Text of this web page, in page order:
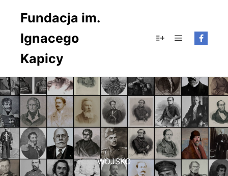
Fundacja im.
Ignacego
Kapicy
WOJSKO